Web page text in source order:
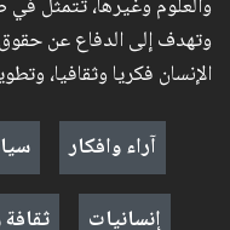
والعلوم وغيرها، تتمثل
وتهدف إلى الدفاع عن حقوق
الإنسان فكريا وثقافيا،
آراء وافكار
إنسانيات